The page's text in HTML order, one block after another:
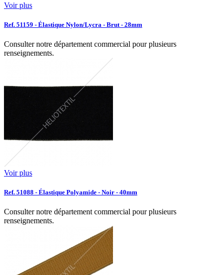
Voir plus
Ref. 51159 - Élastique Nylon/Lycra - Brut - 28mm
Consulter notre département commercial pour plusieurs
renseignements.
Voir plus
Ref. 51088 - Élastique Polyamide - Noir - 40mm
Consulter notre département commercial pour plusieurs
renseignements.